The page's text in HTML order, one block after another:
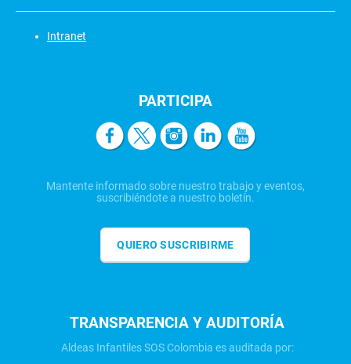
Intranet
PARTICIPA
Mantente informado sobre nuestro trabajo y eventos,
suscribiéndote a nuestro boletín.
QUIERO SUSCRIBIRME
TRANSPARENCIA Y AUDITORÍA
Aldeas Infantiles SOS Colombia es auditada por: